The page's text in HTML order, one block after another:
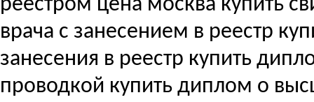
реестром цена москва купить
врача с занесением в реестр
занесения в реестр купить
проводкой купить диплом о